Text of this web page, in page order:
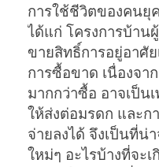
การใช้ชีวิตของคนยุ
ได้แก่ โครงการบ้าน
ขายสิทธิ์การอยู่อาศั
การซื้อขาด เนื่องจา
มากกว่าซื้อ อาจเป็น
ให้ส่งต่อมรดก และก
จ่ายลงได้ จึงเป็นที่น่
ใหม่ๆ อะไรบ้างที่จะ